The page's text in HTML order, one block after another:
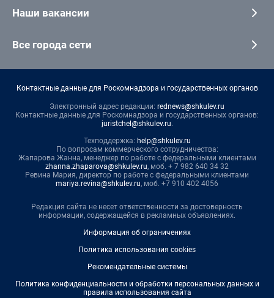
Наши вакансии
Все города сети
Контактные данные для Роскомнадзора и государственных органов
Электронный адрес редакции: rednews@shkulev.ru
Контактные данные для Роскомнадзора и государственных органов:
juristchel@shkulev.ru.
Техподдержка: help@shkulev.ru
По вопросам коммерческого сотрудничества:
Жапарова Жанна, менеджер по работе с федеральными клиентами
zhanna.zhaparova@shkulev.ru, моб. + 7 982 640 34 32
Ревина Мария, директор по работе с федеральными клиентами
mariya.revina@shkulev.ru, моб. +7 910 402 4056
Редакция сайта не несет ответственности за достоверность
информации, содержащейся в рекламных объявлениях.
Информация об ограничениях
Политика использования cookies
Рекомендательные системы
Политика конфиденциальности и обработки персональных данных и
правила использования сайта